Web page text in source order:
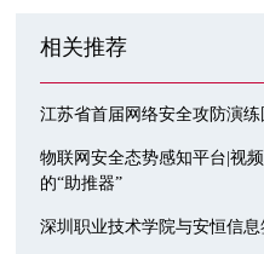
相关推荐
江苏省首届网络安全攻防演
物联网安全态势感知平台|视
的“助推器”
深圳职业技术学院与安恒信